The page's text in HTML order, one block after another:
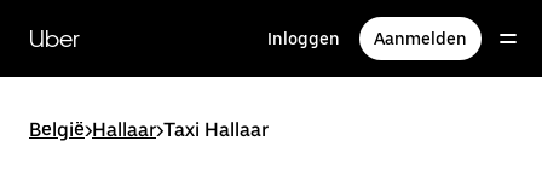
naar
hoofdinhoud
Uber Inloggen Aanmelden
België>Hallaar>Taxi Hallaar